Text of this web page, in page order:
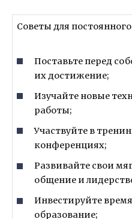
Советы для
Поставьте перед
их достижение;
Изучайте новые
работы;
Участвуйте в
конференциях;
Развивайте свои
общение и
Инвестируйте
образование;